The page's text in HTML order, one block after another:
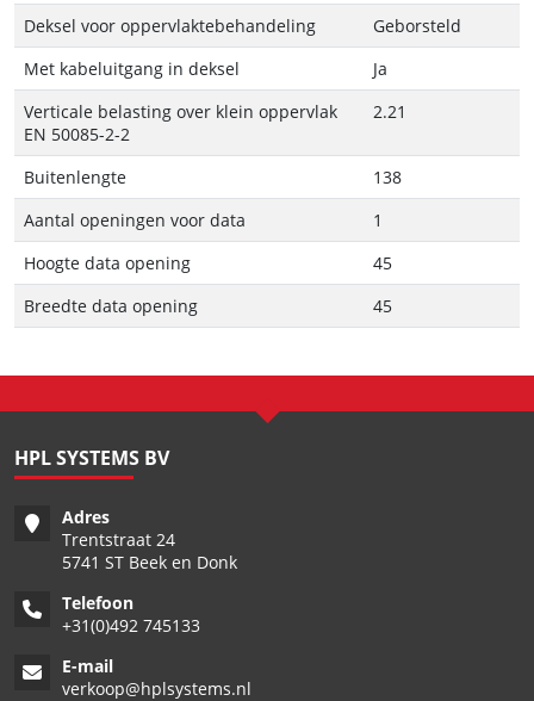
Deksel voor oppervlaktebehandeling
Geborsteld
Met kabeluitgang in deksel
Ja
Verticale belasting over klein oppervlak
EN 50085-2-2
2.21
Buitenlengte
138
Aantal openingen voor data
1
Hoogte data opening
45
Breedte data opening
45
HPL SYSTEMS BV
Adres
Trentstraat 24
5741 ST Beek en Donk
Telefoon
+31(0)492 745133
E-mail
verkoop@hplsystems.nl